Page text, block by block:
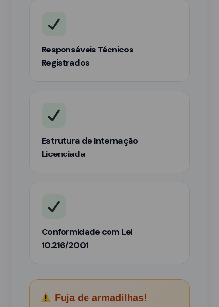
Responsáveis Técnicos
Registrados
Estrutura de Internação
Licenciada
Conformidade com Lei
10.216/2001
Fuja de armadilhas!